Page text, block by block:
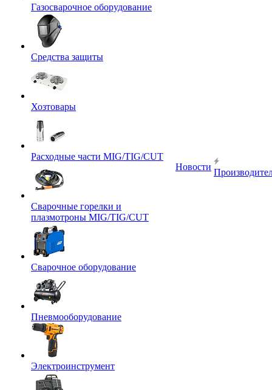
Газосварочное оборудование
Средства защиты
Хозтовары
Расходные части MIG/TIG/CUT
Сварочные горелки и
плазмотроны MIG/TIG/CUT
Сварочное оборудование
Пневмооборудование
Электроинструмент
Новости